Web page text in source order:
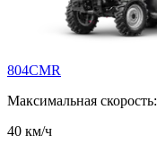
804СMR
Максимальная скорость:
40 км/ч